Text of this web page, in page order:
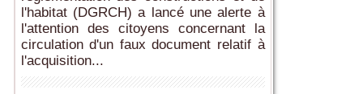
l'habitat (DGRCH) a lancé une alerte à
l'attention des citoyens concernant la
circulation d'un faux document relatif à
l'acquisition...